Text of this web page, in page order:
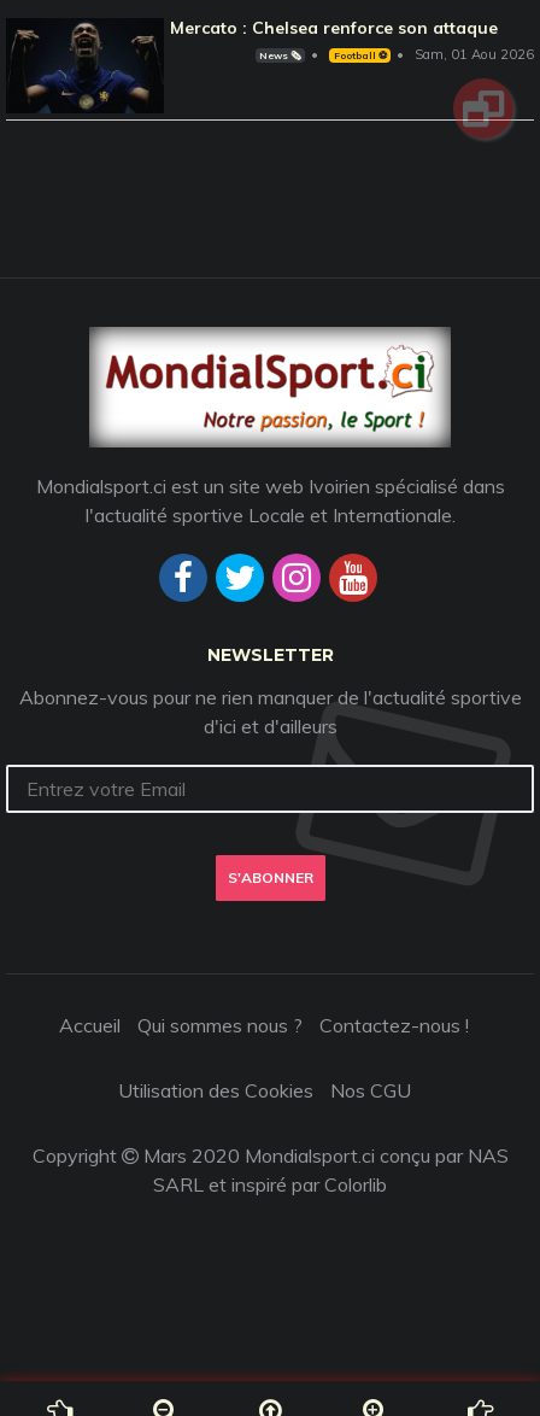
Mercato : Chelsea renforce son attaque
News 🗞️ Football ⚽️ Sam, 01 Aou 2026
Mondialsport.ci est un site web Ivoirien spécialisé dans
l'actualité sportive Locale et Internationale.
NEWSLETTER
Abonnez-vous pour ne rien manquer de l'actualité sportive
d'ici et d'ailleurs
S'ABONNER
Accueil Qui sommes nous ? Contactez-nous !
Utilisation des Cookies Nos CGU
Copyright
Mars 2020 Mondialsport.ci conçu par NAS
SARL et inspiré parColorlib